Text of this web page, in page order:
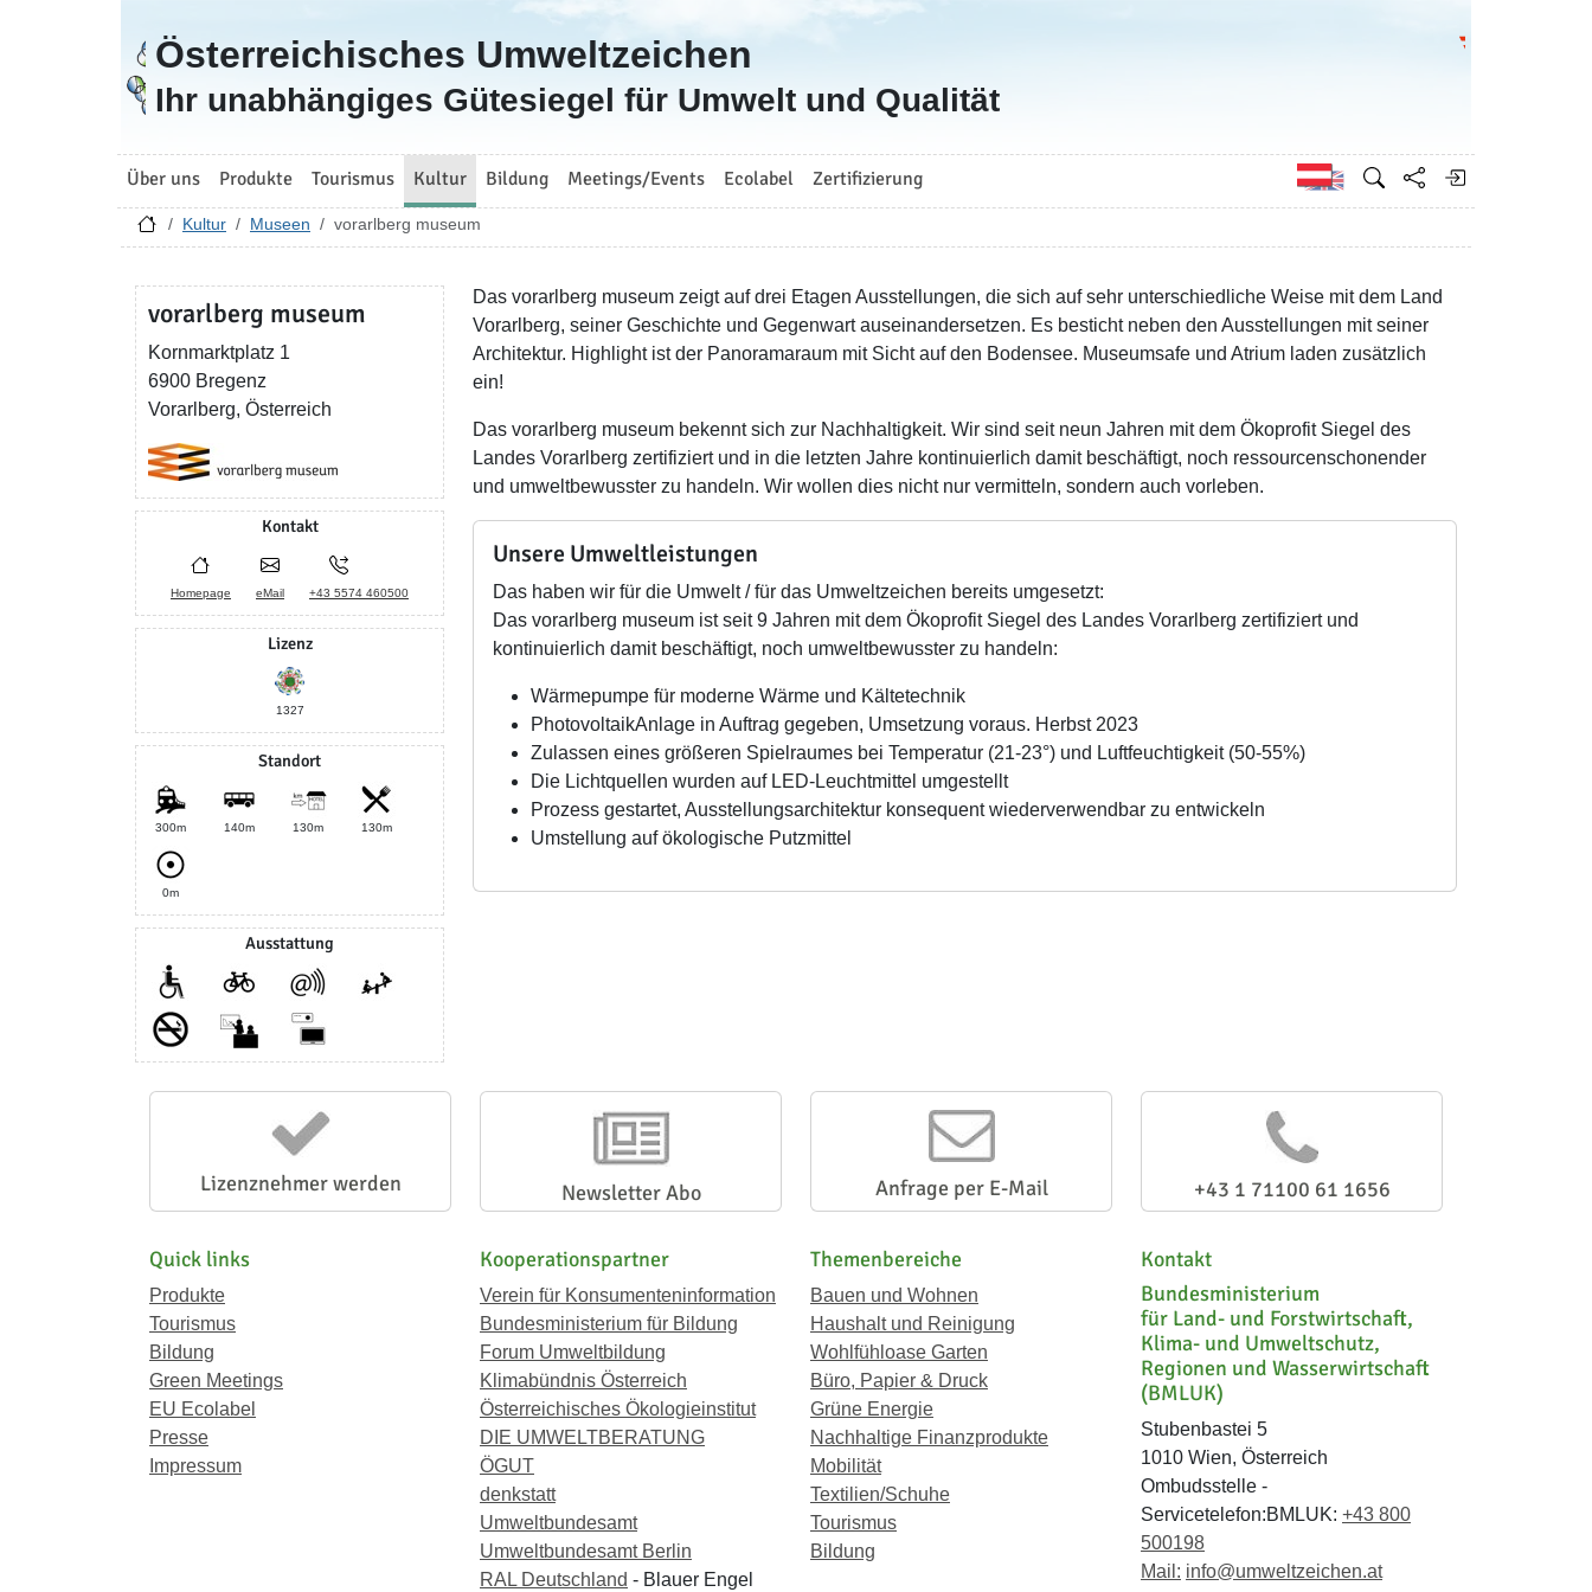
Zur Startseite
Österreichisches Umweltzeichen
Ihr unabhängiges Gütesiegel für Umwelt und Qualität
Über uns Produkte Tourismus Kultur Bildung Meetings/Events Ecolabel Zertifizierung Englisch
Kultur Museen vorarlberg museum
vorarlberg museum
Kornmarktplatz 1
6900 Bregenz
Vorarlberg, Österreich
Kontakt
Homepage eMail +43 5574 460500
Lizenz
1327
Standort
300m 140m 130m 130m
0m
Ausstattung
Das vorarlberg museum zeigt auf drei Etagen Ausstellungen, die sich auf sehr unterschiedliche Weise mit dem Land
Vorarlberg, seiner Geschichte und Gegenwart auseinandersetzen. Es besticht neben den Ausstellungen mit seiner
Architektur. Highlight ist der Panoramaraum mit Sicht auf den Bodensee. Museumsafe und Atrium laden zusätzlich
ein!
Das vorarlberg museum bekennt sich zur Nachhaltigkeit. Wir sind seit neun Jahren mit dem Ökoprofit Siegel des
Landes Vorarlberg zertifiziert und in die letzten Jahre kontinuierlich damit beschäftigt, noch ressourcenschonender
und umweltbewusster zu handeln. Wir wollen dies nicht nur vermitteln, sondern auch vorleben.
Unsere Umweltleistungen
Das haben wir für die Umwelt / für das Umweltzeichen bereits umgesetzt:
Das vorarlberg museum ist seit 9 Jahren mit dem Ökoprofit Siegel des Landes Vorarlberg zertifiziert und
kontinuierlich damit beschäftigt, noch umweltbewusster zu handeln:
Wärmepumpe für moderne Wärme und Kältetechnik
PhotovoltaikAnlage in Auftrag gegeben, Umsetzung voraus. Herbst 2023
Zulassen eines größeren Spielraumes bei Temperatur (21-23°) und Luftfeuchtigkeit (50-55%)
Die Lichtquellen wurden auf LED-Leuchtmittel umgestellt
Prozess gestartet, Ausstellungsarchitektur konsequent wiederverwendbar zu entwickeln
Umstellung auf ökologische Putzmittel
Lizenznehmer werden Newsletter Abo Anfrage per E-Mail +43 1 71100 61 1656
Quick links
Produkte
Tourismus
Bildung
Green Meetings
EU Ecolabel
Presse
Impressum
Kooperationspartner
Verein für Konsumenteninformation
Bundesministerium für Bildung
Forum Umweltbildung
Klimabündnis Österreich
Österreichisches Ökologieinstitut
DIE UMWELTBERATUNG
ÖGUT
denkstatt
Umweltbundesamt
Umweltbundesamt Berlin
RAL Deutschland - Blauer Engel
Themenbereiche
Bauen und Wohnen
Haushalt und Reinigung
Wohlfühloase Garten
Büro, Papier & Druck
Grüne Energie
Nachhaltige Finanzprodukte
Mobilität
Textilien/Schuhe
Tourismus
Bildung
Kontakt
Bundesministerium
für Land- und Forstwirtschaft,
Klima- und Umweltschutz,
Regionen und Wasserwirtschaft
(BMLUK)
Stubenbastei 5
1010 Wien, Österreich
Ombudsstelle -
Servicetelefon:BMLUK: +43 800
500198
Mail: info@umweltzeichen.at